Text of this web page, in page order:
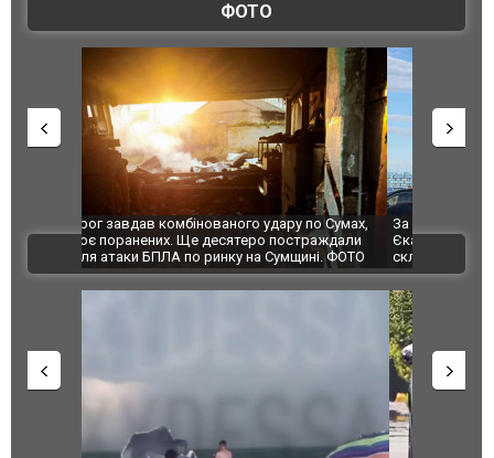
ФОТО
За 2000 кілометрів від кордону з Україною: в
Єкатеринбурзі після атаки дронів загорівся
склад Wildberries. ФОТО. ВІДЕО
"Мої
ВІДЕО